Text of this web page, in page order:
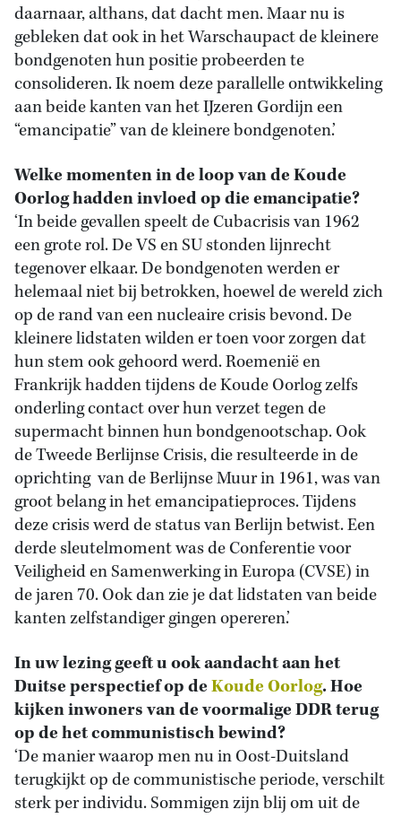
daarnaar, althans, dat dacht men. Maar nu is
gebleken dat ook in het Warschaupact de kleinere
bondgenoten hun positie probeerden te
consolideren. Ik noem deze parallelle ontwikkeling
aan beide kanten van het IJzeren Gordijn een
“emancipatie” van de kleinere bondgenoten.’
Welke momenten in de loop van de Koude
Oorlog hadden invloed op die emancipatie?
‘In beide gevallen speelt de Cubacrisis van 1962
een grote rol. De VS en SU stonden lijnrecht
tegenover elkaar. De bondgenoten werden er
helemaal niet bij betrokken, hoewel de wereld zich
op de rand van een nucleaire crisis bevond. De
kleinere lidstaten wilden er toen voor zorgen dat
hun stem ook gehoord werd. Roemenië en
Frankrijk hadden tijdens de Koude Oorlog zelfs
onderling contact over hun verzet tegen de
supermacht binnen hun bondgenootschap. Ook
de Tweede Berlijnse Crisis, die resulteerde in de
oprichting van de Berlijnse Muur in 1961, was van
groot belang in het emancipatieproces. Tijdens
deze crisis werd de status van Berlijn betwist. Een
derde sleutelmoment was de Conferentie voor
Veiligheid en Samenwerking in Europa (CVSE) in
de jaren 70. Ook dan zie je dat lidstaten van beide
kanten zelfstandiger gingen opereren.’
In uw lezing geeft u ook aandacht aan het
Duitse perspectief op deKoude Oorlog. Hoe
kijken inwoners van de voormalige DDR terug
op de het communistisch bewind?
‘De manier waarop men nu in Oost-Duitsland
terugkijkt op de communistische periode, verschilt
sterk per individu. Sommigen zijn blij om uit de